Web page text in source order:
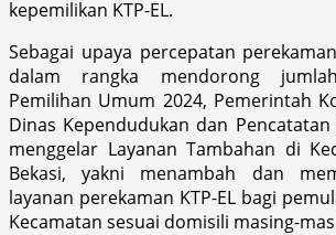
kepemilikan KTP-EL.
Sebagai upaya percepatan
dalam rangka mendorong
Pemilihan Umum 2024, Pemerintah
Dinas Kependudukan dan Pencatatan
menggelar Layanan Tambahan di
Bekasi, yakni menambah dan
layanan perekaman KTP-EL bagi
Kecamatan sesuai domisili masing-